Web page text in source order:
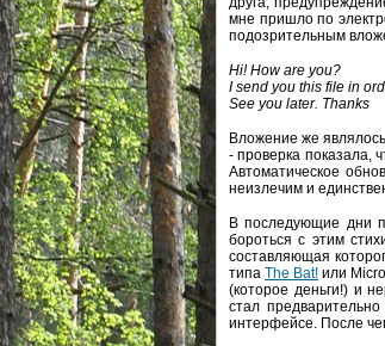
мне пришло по
подозрительным
Hi! How are you?
I send you this file in
See you later. Thanks
Вложение же
- проверка показала,
Автоматическое
неизлечим и
В последующие дни
бороться с этим
составляющая
типаThe Bat! или
(которое деньги!) и
стал предварительно
интерфейсе. После